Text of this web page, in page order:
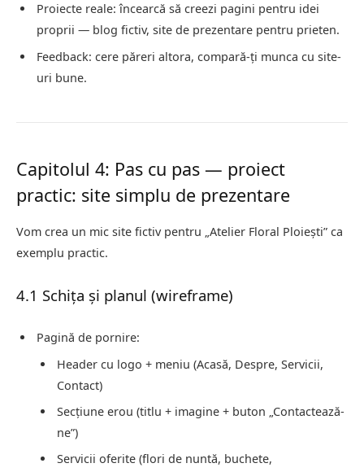
Proiecte reale: încearcă să creezi pagini pentru idei
proprii — blog fictiv, site de prezentare pentru prieten.
Feedback: cere păreri altora, compară-ți munca cu site-
uri bune.
Capitolul 4: Pas cu pas — proiect
practic: site simplu de prezentare
Vom crea un mic site fictiv pentru „Atelier Floral Ploiești” ca
exemplu practic.
4.1 Schița și planul (wireframe)
Pagină de pornire:
Header cu logo + meniu (Acasă, Despre, Servicii,
Contact)
Secțiune erou (titlu + imagine + buton „Contactează-
ne”)
Servicii oferite (flori de nuntă, buchete,